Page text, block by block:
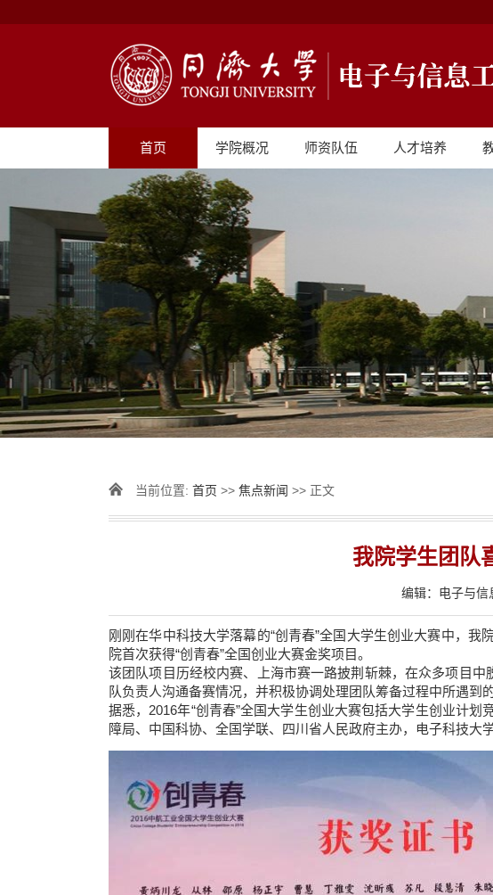
首页 学院概况 师资队伍 人才培养
当前位置: 首页 >> 焦点新闻 >> 正文
我院学生团队
编辑：电子与信
刚刚在华中科技大学落幕的“创青春”全国大学生创业大赛中，
院首次获得“创青春”全国创业大赛金奖项目。
该团队项目历经校内赛、上海市赛一路披荆斩棘，在众多项目
队负责人沟通备赛情况，并积极协调处理团队筹备过程中所遇到的
据悉，2016年“创青春”全国大学生创业大赛包括大学生创业计
障局、中国科协、全国学联、四川省人民政府主办，电子科技大